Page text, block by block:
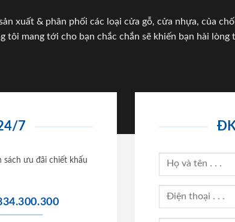
xuất & phân phối các loại cửa gỗ, cửa nhựa, của
tôi mang tới cho bạn chắc chắn sẽ khiến bạn hài lòng
7
sách ưu đãi chiết khấu